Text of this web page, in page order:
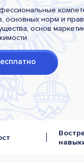
основных норм и
основ